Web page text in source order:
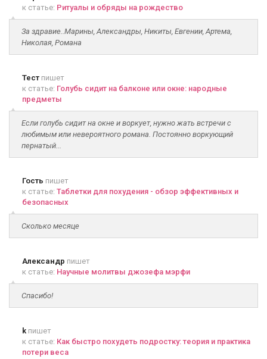
к статье: Ритуалы и обряды на рождество
За здравие..Марины, Александры, Никиты, Евгении, Артема,
Николая, Романа
Тест пишет
к статье: Голубь сидит на балконе или окне: народные
предметы
Если голубь сидит на окне и воркует, нужно жать встречи с
любимым или невероятного романа. Постоянно воркующий
пернатый...
Гость пишет
к статье: Таблетки для похудения - обзор эффективных и
безопасных
Сколько месяце
Александр пишет
к статье: Научные молитвы джозефа мэрфи
Спасибо!
k пишет
к статье: Как быстро похудеть подростку: теория и практика
потери веса